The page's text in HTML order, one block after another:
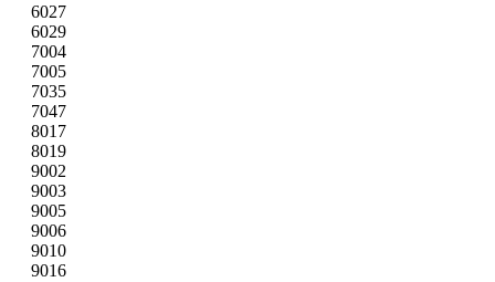
6027
6029
7004
7005
7035
7047
8017
8019
9002
9003
9005
9006
9010
9016